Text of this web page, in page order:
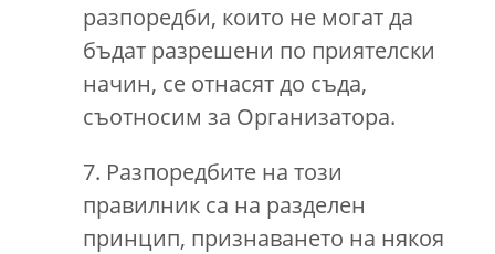
разпоредби, които не могат да
бъдат разрешени по приятелски
начин, се отнасят до съда,
съотносим за Организатора.
7. Разпоредбите на този
правилник са на разделен
принцип, признаването на някоя